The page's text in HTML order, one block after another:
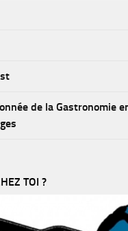
de la Gastronomie
TOI ?